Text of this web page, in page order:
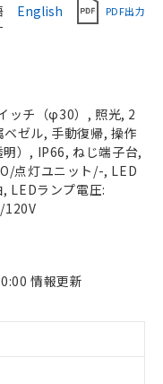
English PDF出力
ッチ（φ30）, 照光, 2
ベゼル, 手動復帰, 操作
）, IP66, ねじ端子台,
点灯ユニット/-, LED
LEDランプ電圧:
120V
情報更新